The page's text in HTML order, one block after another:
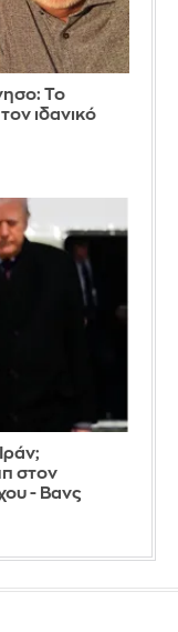
Το
ιδανικό
στον
- Βανς